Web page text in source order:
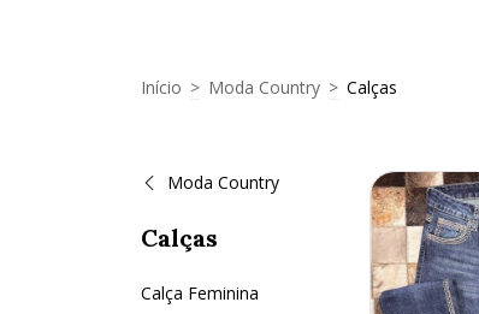
Início > Moda Country > Calças
Moda Country
Calças
Calça Feminina